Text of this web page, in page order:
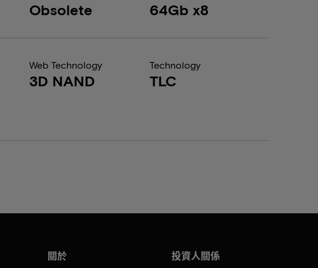
Obsolete 64Gb x8
Web Technology
3D NAND
Technology
TLC
關於 投資人關係